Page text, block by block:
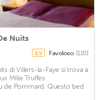
Nuits
8,9 Favoloso (110)
di Villers-la-Faye si trova a
Mille Truffes
de Pommard. Questo bed